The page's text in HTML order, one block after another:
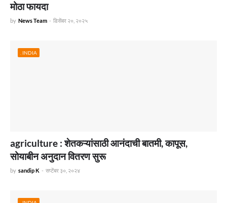
मोठा फायदा
by News Team - डिसेंबर २०, २०२५
. INDIA
agriculture : शेतकऱ्यांसाठी आनंदाची बातमी, कापूस,
सोयाबीन अनुदान वितरण सुरू
by sandip K - सप्टेंबर ३०, २०२४